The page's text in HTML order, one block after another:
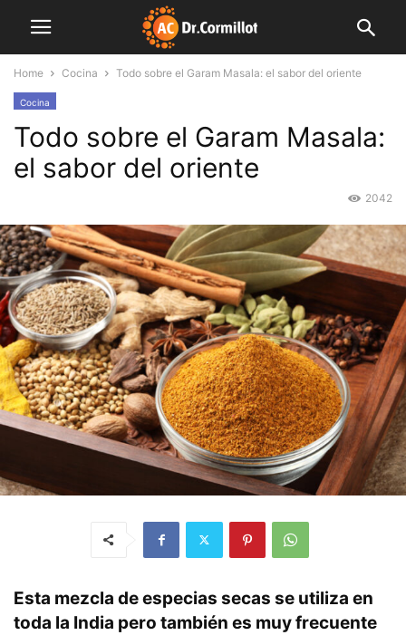
Home Cocina Todo sobre el Garam Masala: el sabor del oriente
Cocina
Todo sobre el Garam Masala:
el sabor del oriente
2042
Esta mezcla de especias secas se utiliza en
toda la India pero también es muy frecuente